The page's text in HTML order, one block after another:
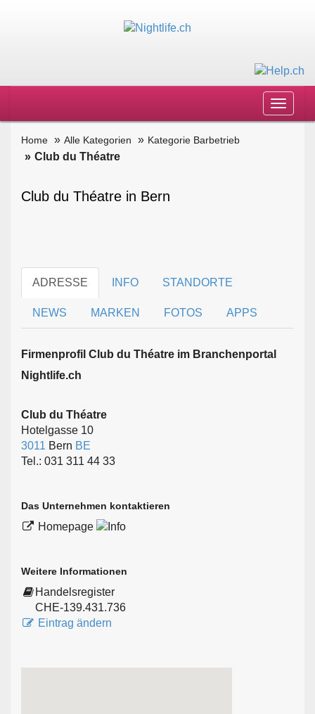
Toggle
Home Alle Kategorien Kategorie Barbetrieb
Club du Théatre
Club du Théatre in Bern
ADRESSE INFO STANDORTE
NEWS MARKEN FOTOS APPS
Firmen­profil Club du Théatre im Branchen­portal
Nightlife.ch
Club du Théatre
Hotelgasse 10
3011 Bern BE
Tel.: 031 311 44 33
Das Unternehmen kontaktieren
Homepage
Weitere Informationen
Handelsregister
CHE-139.431.736
Eintrag ändern